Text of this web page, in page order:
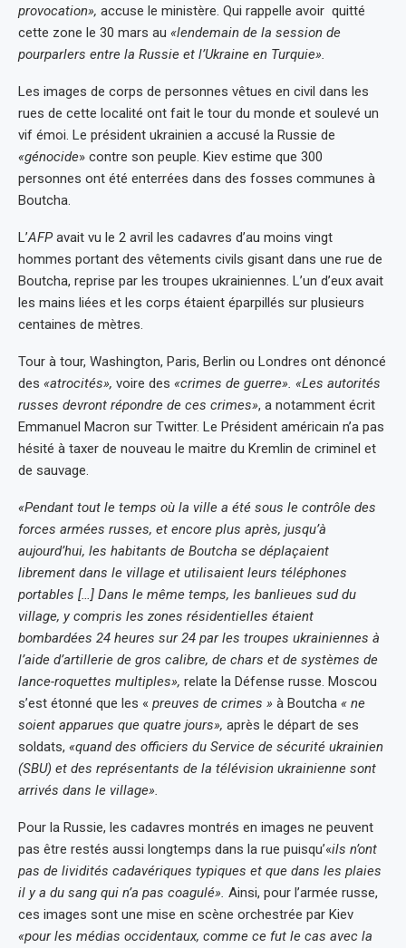
provocation», accuse le ministère. Qui rappelle avoir quitté
cette zone le 30 mars au «lendemain de la session de
pourparlers entre la Russie et l’Ukraine en Turquie».
Les images de corps de personnes vêtues en civil dans les
rues de cette localité ont fait le tour du monde et soulevé un
vif émoi. Le président ukrainien a accusé la Russie de
«génocide» contre son peuple. Kiev estime que 300
personnes ont été enterrées dans des fosses communes à
Boutcha.
L’AFPavait vu le 2 avril les cadavres d’au moins vingt
hommes portant des vêtements civils gisant dans une rue de
Boutcha, reprise par les troupes ukrainiennes. L’un d’eux avait
les mains liées et les corps étaient éparpillés sur plusieurs
centaines de mètres.
Tour à tour, Washington, Paris, Berlin ou Londres ont dénoncé
des «atrocités», voire des «crimes de guerre». «Les autorités
russes devront répondre de ces crimes», a notamment écrit
Emmanuel Macron sur Twitter. Le Président américain n’a pas
hésité à taxer de nouveau le maitre du Kremlin de criminel et
de sauvage.
«Pendant tout le temps où la ville a été sous le contrôle des
forces armées russes, et encore plus après, jusqu’à
aujourd’hui, les habitants de Boutcha se déplaçaient
librement dans le village et utilisaient leurs téléphones
portables […] Dans le même temps, les banlieues sud du
village, y compris les zones résidentielles étaient
bombardées 24 heures sur 24 par les troupes ukrainiennes à
l’aide d’artillerie de gros calibre, de chars et de systèmes de
lance-roquettes multiples», relate la Défense russe. Moscou
s’est étonné que les « preuves de crimes » à Boutcha « ne
soient apparues que quatre jours», après le départ de ses
soldats, «quand des officiers du Service de sécurité ukrainien
(SBU) et des représentants de la télévision ukrainienne sont
arrivés dans le village».
Pour la Russie, les cadavres montrés en images ne peuvent
pas être restés aussi longtemps dans la rue puisqu’«ils n’ont
pas de lividités cadavériques typiques et que dans les plaies
il y a du sang qui n’a pas coagulé». Ainsi, pour l’armée russe,
ces images sont une mise en scène orchestrée par Kiev
«pour les médias occidentaux, comme ce fut le cas avec la